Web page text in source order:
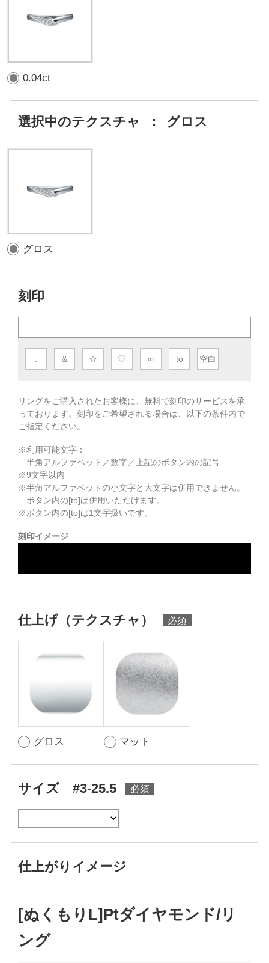
0.04ct
選択中のテクスチャ ： グロス
グロス
刻印
& ☆ ♡ ∞ to 空白
リングをご購入されたお客様に、無料で刻印のサービスを承
っております。 刻印をご希望される場合は、以下の条件内で
ご指定ください。
※利用可能文字：
半角アルファベット／数字／上記のボタン内の記号
※9文字以内
※半角アルファベットの小文字と大文字は併用できません。
ボタン内の[to]は併用いただけます。
※ボタン内の[to]は1文字扱いです。
刻印イメージ
仕上げ（テクスチャ）
グロス マット
サイズ #3-25.5
仕上がりイメージ
[ぬくもりL]Ptダイヤモンド/リ
ング